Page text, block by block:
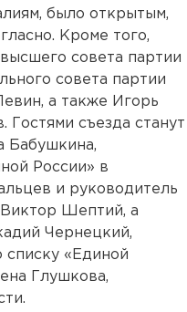
было открытым,
Кроме того,
совета партии
совета партии
а также Игорь
съезда станут
Бабушкина,
России» в
и руководитель
Шептий, а
Чернецкий,
списку «Единой
Глушкова,